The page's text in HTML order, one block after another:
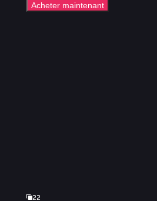
Acheter maintenant
22